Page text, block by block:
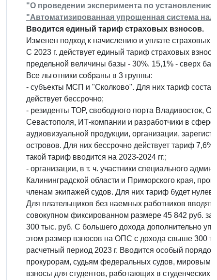
"О проведении эксперимента по установлению
"Автоматизированная упрощенная система
Вводится единый тариф страховых взносов.
Изменен подход к начислению и уплате
С 2023 г. действует единый тариф страховых
предельной величины базы - 30%. 15,1% - сверх
Все льготники собраны в 3 группы:
- субъекты МСП и "Сколково". Для них тариф
действует бессрочно;
- резиденты ТОР, свободного порта Владивосток,
Севастополя, ИТ-компании и разработчики в
аудиовизуальной продукции, организации,
островов. Для них бессрочно действует тариф
такой тариф вводится на 2023-2024 гг.;
- организации, в т. ч. участники специального
Калининградской области и Приморского края,
членам экипажей судов. Для них тариф будет
Для плательщиков без наемных работников
совокупном фиксированном размере 45 842 руб. за
300 тыс. руб. С большего дохода дополнительно
этом размер взносов на ОПС с дохода свыше 300
расчетный период 2023 г. Вводится особый
прокурорам, судьям федеральных судов, мировым
взносы для студентов, работающих в студенческих